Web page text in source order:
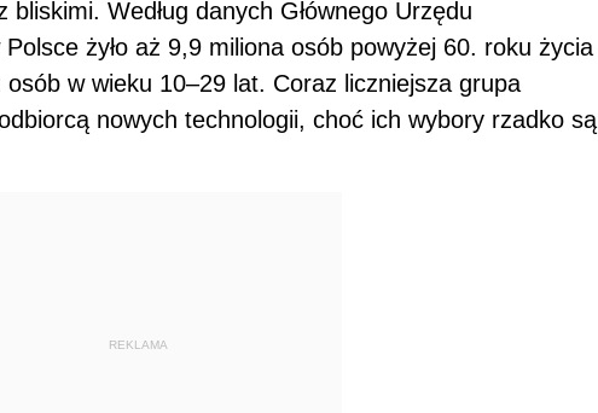
Według danych Głównego Urzędu
żyło aż 9,9 miliona osób powyżej 60. roku życia
w wieku 10–29 lat. Coraz liczniejsza grupa
nowych technologii, choć ich wybory rzadko są
REKLAMA